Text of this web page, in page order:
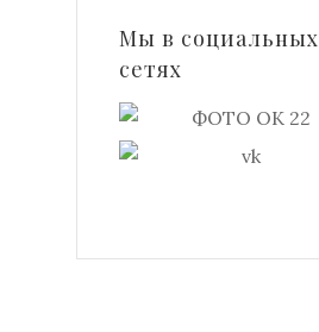
Мы в социальных
сетях